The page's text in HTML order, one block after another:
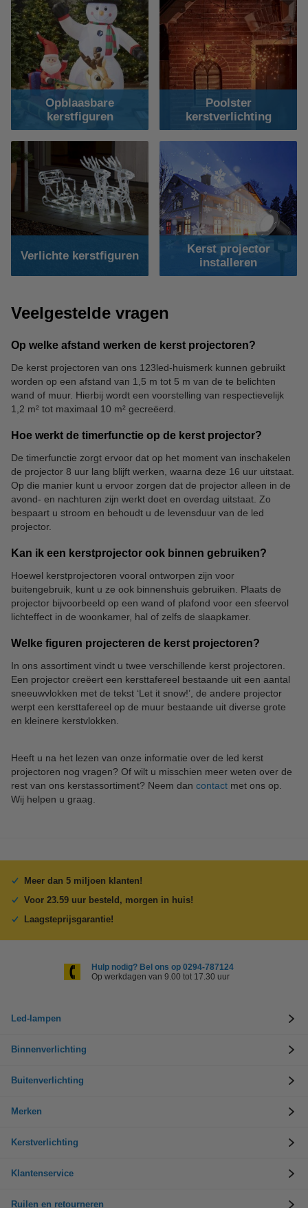
Opblaasbare
kerstfiguren
Poolster
kerstverlichting
Verlichte kerstfiguren
Kerst projector
installeren
Veelgestelde vragen
Op welke afstand werken de kerst projectoren?
De kerst projectoren van ons 123led-huismerk kunnen gebruikt
worden op een afstand van 1,5 m tot 5 m van de te belichten
wand of muur. Hierbij wordt een voorstelling van respectievelijk
1,2 m² tot maximaal 10 m² gecreëerd.
Hoe werkt de timerfunctie op de kerst projector?
De timerfunctie zorgt ervoor dat op het moment van inschakelen
de projector 8 uur lang blijft werken, waarna deze 16 uur uitstaat.
Op die manier kunt u ervoor zorgen dat de projector alleen in de
avond- en nachturen zijn werkt doet en overdag uitstaat. Zo
bespaart u stroom en behoudt u de levensduur van de led
projector.
Kan ik een kerstprojector ook binnen gebruiken?
Hoewel kerstprojectoren vooral ontworpen zijn voor
buitengebruik, kunt u ze ook binnenshuis gebruiken. Plaats de
projector bijvoorbeeld op een wand of plafond voor een sfeervol
lichteffect in de woonkamer, hal of zelfs de slaapkamer.
Welke figuren projecteren de kerst projectoren?
In ons assortiment vindt u twee verschillende kerst projectoren.
Een projector creëert een kersttafereel bestaande uit een aantal
sneeuwvlokken met de tekst ‘Let it snow!’, de andere projector
werpt een kersttafereel op de muur bestaande uit diverse grote
en kleinere kerstvlokken.
Heeft u na het lezen van onze informatie over de led kerst
projectoren nog vragen? Of wilt u misschien meer weten over de
rest van ons kerstassortiment? Neem dan contact met ons op.
Wij helpen u graag.
Meer dan 5 miljoen klanten!
Voor 23.59 uur besteld, morgen in huis!
Laagsteprijsgarantie!
Hulp nodig? Bel ons op 0294-787124
Op werkdagen van 9.00 tot 17.30 uur
Led-lampen
Binnenverlichting
Buitenverlichting
Merken
Kerstverlichting
Klantenservice
Ruilen en retourneren